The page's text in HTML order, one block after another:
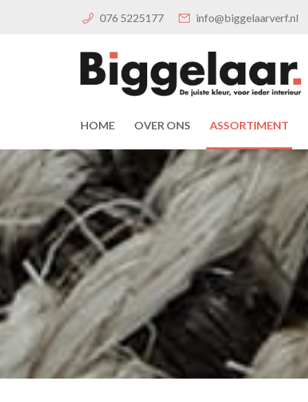
076 5225177 info@biggelaarverf.nl
HOME OVER ONS ASSORTIMENT